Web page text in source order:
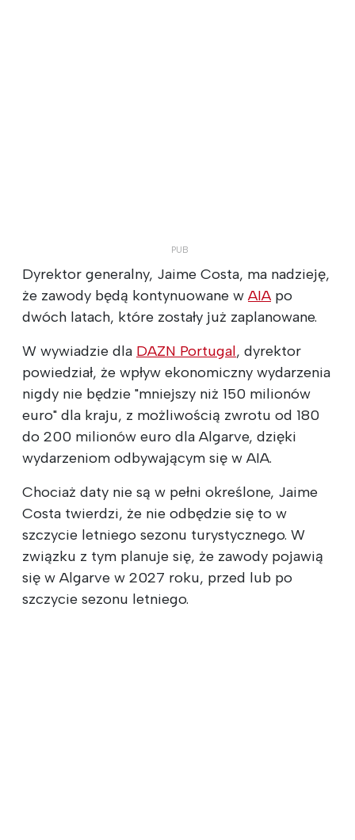
Dyrektor generalny, Jaime Costa, ma nadzieję,
że zawody będą kontynuowane wAIA po
dwóch latach, które zostały już zaplanowane.
W wywiadzie dla DAZN Portugal, dyrektor
powiedział, że wpływ ekonomiczny wydarzenia
nigdy nie będzie "mniejszy niż 150 milionów
euro" dla kraju, z możliwością zwrotu od 180
do 200 milionów euro dla Algarve, dzięki
wydarzeniom odbywającym się w AIA.
Chociaż daty nie są w pełni określone, Jaime
Costa twierdzi, że nie odbędzie się to w
szczycie letniego sezonu turystycznego. W
związku z tym planuje się, że zawody pojawią
się w Algarve w 2027 roku, przed lub po
szczycie sezonu letniego.